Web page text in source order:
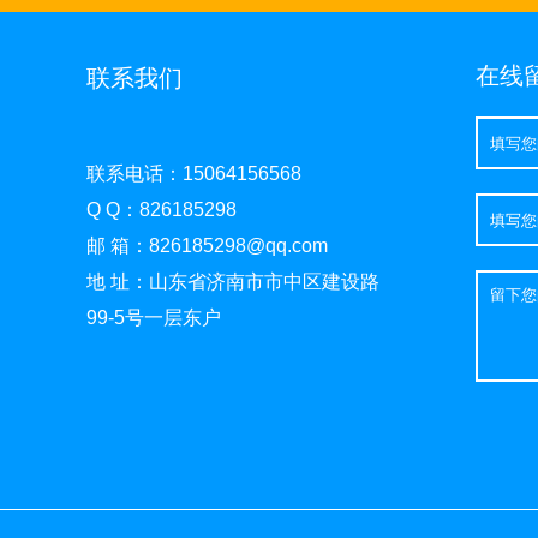
联系我们
联系电话：15064156568
Q Q：826185298
邮 箱：826185298@qq.com
地 址：山东省济南市市中区建设路
99-5号一层东户
在线